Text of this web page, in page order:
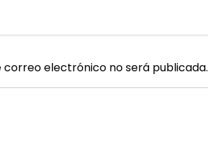
correo electrónico no será publicada.